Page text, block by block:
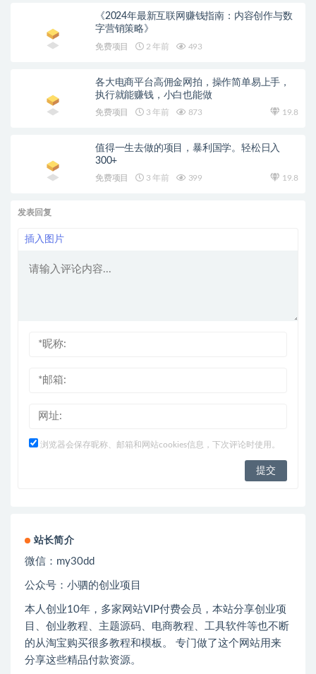
《2024年最新互联网赚钱指南：内容创作与数
字营销策略》
免费项目 2 年前 493
各大电商平台高佣金网拍，操作简单易上手，
执行就能赚钱，小白也能做
免费项目 3 年前 873 19.8
值得一生去做的项目，暴利国学。轻松日入
300+
免费项目 3 年前 399 19.8
发表回复
插入图片
浏览器会保存昵称、邮箱和网站cookies信息，下次评论时使用。
站长简介
微信： my30dd
公众号：小驷的创业项目
本人创业10年，多家网站VIP付费会员，本站分享创业项
目、创业教程、主题源码、电商教程、工具软件等也不断
的从淘宝购买很多教程和模板。 专门做了这个网站用来
分享这些精品付款资源。